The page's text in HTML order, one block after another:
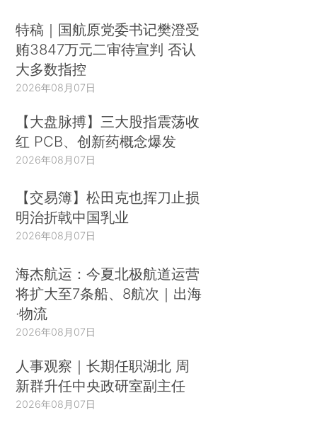
特稿｜国航原党委书记樊澄受
贿3847万元二审待宣判 否认
大多数指控
2026年08月07日
【大盘脉搏】三大股指震荡收
红 PCB、创新药概念爆发
2026年08月07日
【交易簿】松田克也挥刀止损
明治折戟中国乳业
2026年08月07日
海杰航运：今夏北极航道运营
将扩大至7条船、8航次｜出海
·物流
2026年08月07日
人事观察｜长期任职湖北 周
新群升任中央政研室副主任
2026年08月07日